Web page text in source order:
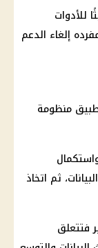
للأدوات
إلغاء الدعم
منظومة
ثم اتخاذ
فتتعلق